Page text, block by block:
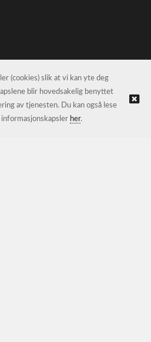
Nettbutikk levert av Kréatif
(cookies) slik at vi kan yte deg
blir hovedsakelig benyttet
av tjenesten. Du kan også lese
her.